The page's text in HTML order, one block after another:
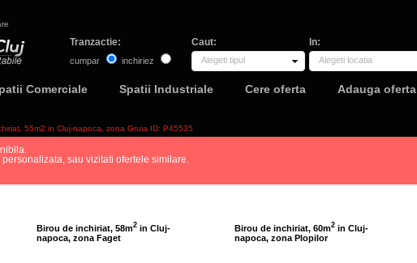
Tranzactie:
cumpar inchiriez
Caut:
Alegeti tipul
In:
Alegeti locatia
Comerciale Spatii Industriale Cere oferta Adauga oferta
55m2 in Cluj-napoca, zona Gruia ID: P45535
sau vizitati ofertele similare.
Birou de inchiriat, 58m2 in Cluj-
napoca, zona Faget
Birou de inchiriat, 60m2 in Cluj-
napoca, zona Plopilor